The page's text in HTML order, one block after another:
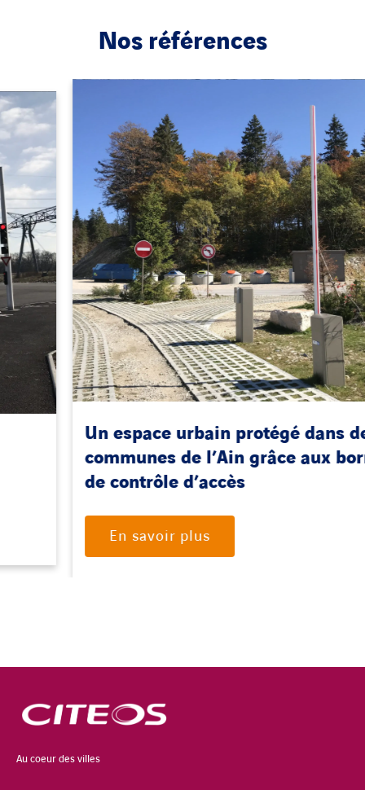
Nos références
Un espace urbain protégé dans des
communes de l’Ain grâce aux bornes
de contrôle d’accès
En savoir plus
Au coeur des villes